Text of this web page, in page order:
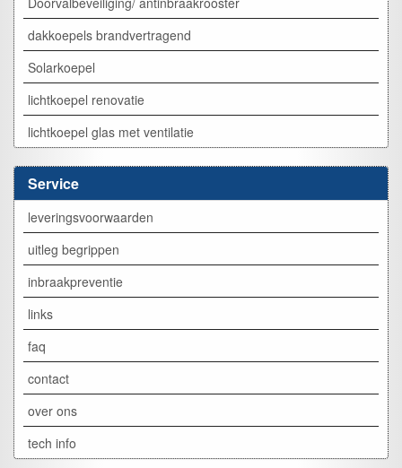
dakkoepels brandvertragend
Solarkoepel
lichtkoepel renovatie
lichtkoepel glas met ventilatie
Service
leveringsvoorwaarden
uitleg begrippen
inbraakpreventie
links
faq
contact
over ons
tech info